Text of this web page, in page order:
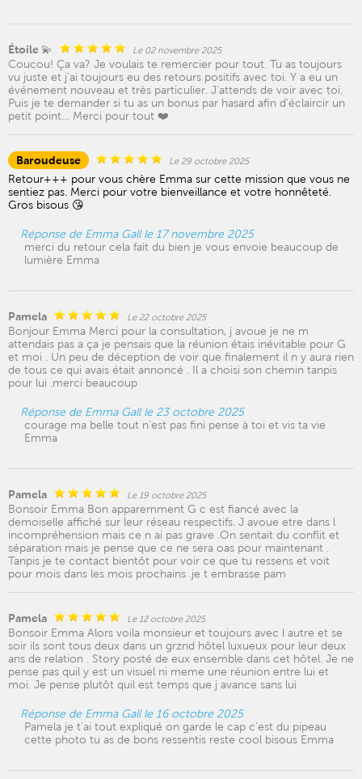
Étoile 💫 Le 02 novembre 2025
Coucou! Ça va? Je voulais te remercier pour tout. Tu as toujours
vu juste et j’ai toujours eu des retours positifs avec toi. Y a eu un
événement nouveau et très particulier. J’attends de voir avec toi.
Puis je te demander si tu as un bonus par hasard afin d’éclaircir un
petit point… Merci pour tout ❤️
Baroudeuse Le 29 octobre 2025
Retour+++ pour vous chère Emma sur cette mission que vous ne
sentiez pas. Merci pour votre bienveillance et votre honnêteté.
Gros bisous 😘
Réponse de Emma Gall le 17 novembre 2025
merci du retour cela fait du bien je vous envoie beaucoup de
lumière Emma
Pamela Le 22 octobre 2025
Bonjour Emma Merci pour la consultation, j avoue je ne m
attendais pas a ça je pensais que la réunion étais inévitable pour G
et moi . Un peu de déception de voir que finalement il n y aura rien
de tous ce qui avais était annoncé . Il a choisi son chemin tanpis
pour lui .merci beaucoup
Réponse de Emma Gall le 23 octobre 2025
courage ma belle tout n'est pas fini pense à toi et vis ta vie
Emma
Pamela Le 19 octobre 2025
Bonsoir Emma Bon apparemment G c est fiancé avec la
demoiselle affiché sur leur réseau respectifs. J avoue etre dans l
incompréhension mais ce n ai pas grave .On sentait du conflit et
séparation mais je pense que ce ne sera oas pour maintenant .
Tanpis je te contact bientôt pour voir ce que tu ressens et voit
pour mois dans les mois prochains .je t embrasse pam
Pamela Le 12 octobre 2025
Bonsoir Emma Alors voila monsieur et toujours avec l autre et se
soir ils sont tous deux dans un grznd hôtel luxueux pour leur deux
ans de relation . Story posté de eux ensemble dans cet hôtel. Je ne
pense pas quil y est un visuel ni meme une réunion entre lui et
moi. Je pense plutôt quil est temps que j avance sans lui
Réponse de Emma Gall le 16 octobre 2025
Pamela je t'ai tout expliqué on garde le cap c'est du pipeau
cette photo tu as de bons ressentis reste cool bisous Emma